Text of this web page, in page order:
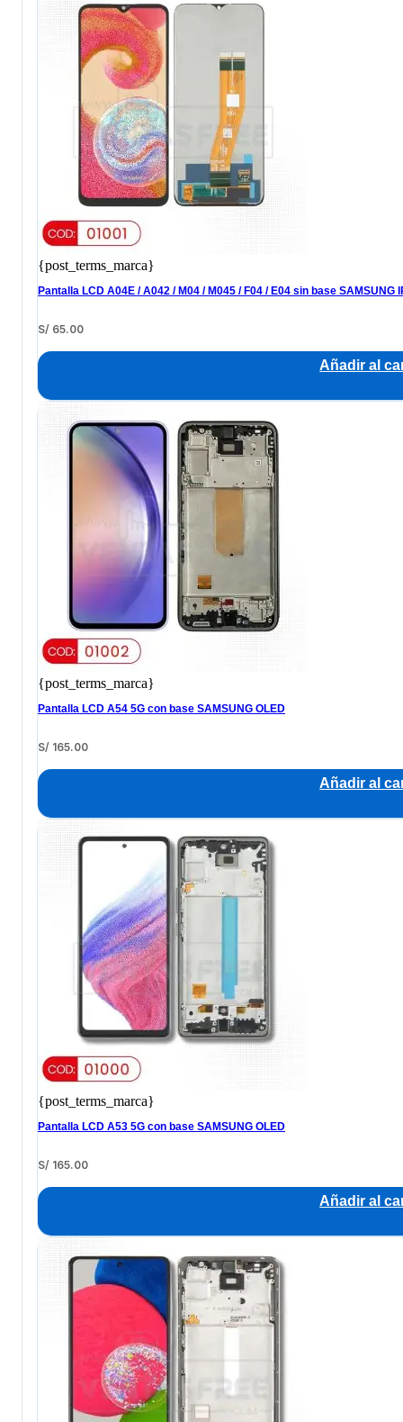
{post_terms_marca}
Pantalla LCD A04E / A042 / M04 / M045 / F04 / E04 sin base SAMSUNG
S/ 65.00
Añadir al
{post_terms_marca}
Pantalla LCD A54 5G con base SAMSUNG OLED
S/ 165.00
Añadir al
{post_terms_marca}
Pantalla LCD A53 5G con base SAMSUNG OLED
S/ 165.00
Añadir al